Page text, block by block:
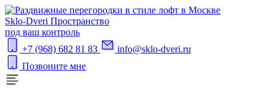
Sklo-Dveri Пространство
под ваш контроль
+7 (968) 682 81 83
info@sklo-dveri.ru
Позвоните мне